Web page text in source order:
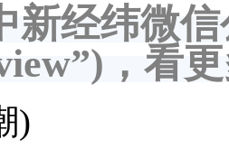
新经纬微
，看
)